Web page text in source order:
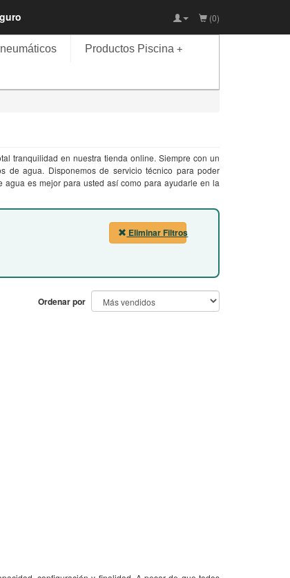
(0)
+
Productos Piscina
tranquilidad en nuestra tienda online. Siempre con un
de agua. Disponemos de servicio técnico para poder
es mejor para usted así como para ayudarle en la
Eliminar Filtros
Ordenar por